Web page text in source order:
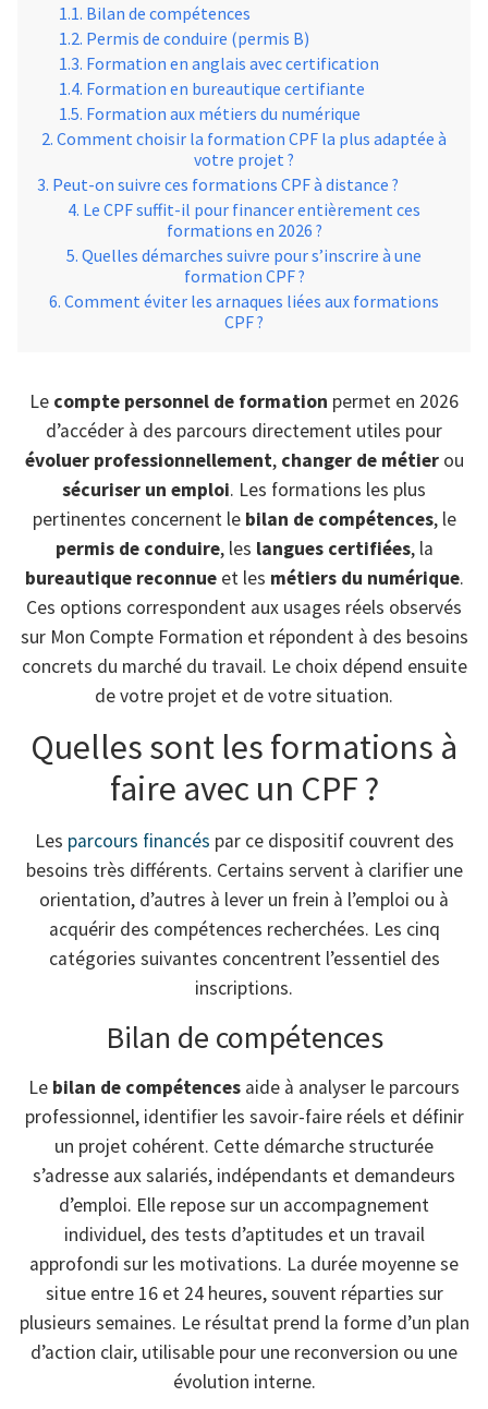
Bilan de compétences
Permis de conduire (permis B)
Formation en anglais avec certification
Formation en bureautique certifiante
Formation aux métiers du numérique
Comment choisir la formation CPF la plus adaptée à
votre projet ?
Peut-on suivre ces formations CPF à distance ?
Le CPF suffit-il pour financer entièrement ces
formations en 2026 ?
Quelles démarches suivre pour s’inscrire à une
formation CPF ?
Comment éviter les arnaques liées aux formations
CPF ?
Le compte personnel de formation permet en 2026
d’accéder à des parcours directement utiles pour
évoluer professionnellement, changer de métierou
sécuriser un emploi. Les formations les plus
pertinentes concernent le bilan de compétences, le
permis de conduire, les langues certifiées, la
bureautique reconnueet les métiers du numérique.
Ces options correspondent aux usages réels observés
sur Mon Compte Formation et répondent à des besoins
concrets du marché du travail. Le choix dépend ensuite
de votre projet et de votre situation.
Quelles sont les formations à
faire avec un CPF ?
Les parcours financés par ce dispositif couvrent des
besoins très différents. Certains servent à clarifier une
orientation, d’autres à lever un frein à l’emploi ou à
acquérir des compétences recherchées. Les cinq
catégories suivantes concentrent l’essentiel des
inscriptions.
Bilan de compétences
Le bilan de compétences aide à analyser le parcours
professionnel, identifier les savoir-faire réels et définir
un projet cohérent. Cette démarche structurée
s’adresse aux salariés, indépendants et demandeurs
d’emploi. Elle repose sur un accompagnement
individuel, des tests d’aptitudes et un travail
approfondi sur les motivations. La durée moyenne se
situe entre 16 et 24 heures, souvent réparties sur
plusieurs semaines. Le résultat prend la forme d’un plan
d’action clair, utilisable pour une reconversion ou une
évolution interne.